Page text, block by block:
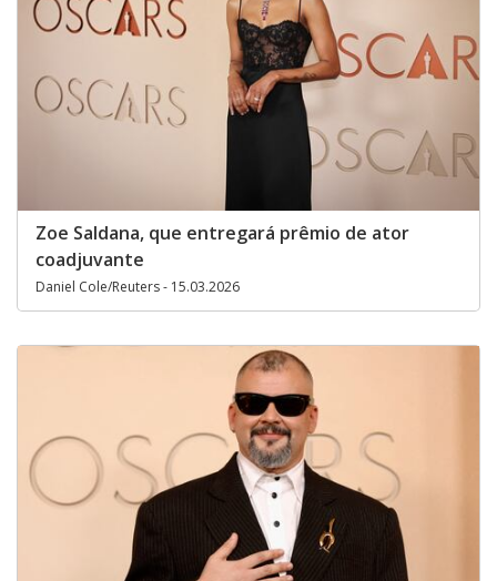
Zoe Saldana, que entregará prêmio de ator
coadjuvante
Daniel Cole/Reuters - 15.03.2026